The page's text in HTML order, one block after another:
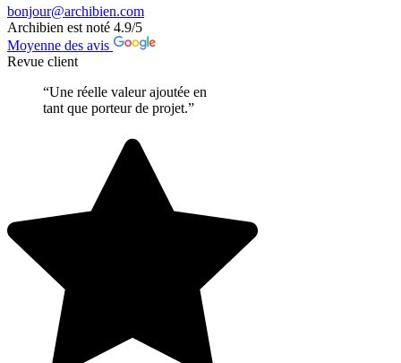
bonjour@archibien.com
Archibien est noté 4.9/5
Moyenne des avis
Revue client
“Une réelle valeur ajoutée en
tant que porteur de projet.”